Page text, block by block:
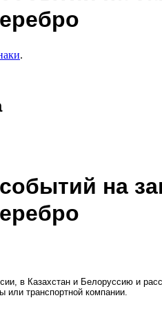
.
на
в Казахстан и Белоруссию и
или транспортной компании.